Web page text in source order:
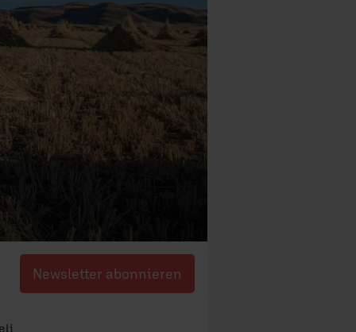
Newsletter abonnieren